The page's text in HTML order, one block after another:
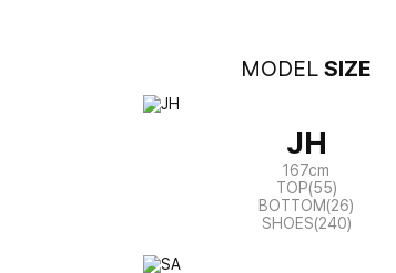
MODEL SIZE
JH
167cm
TOP(55)
BOTTOM(26)
SHOES(240)